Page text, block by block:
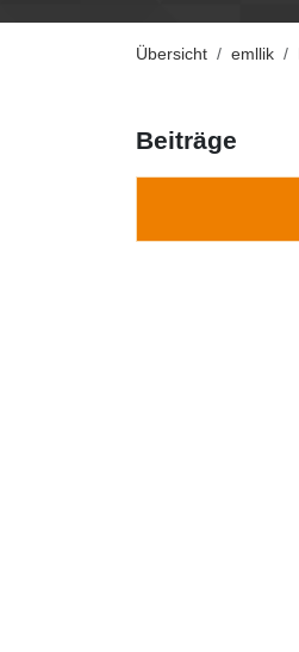
Übersicht emllik
Beiträge